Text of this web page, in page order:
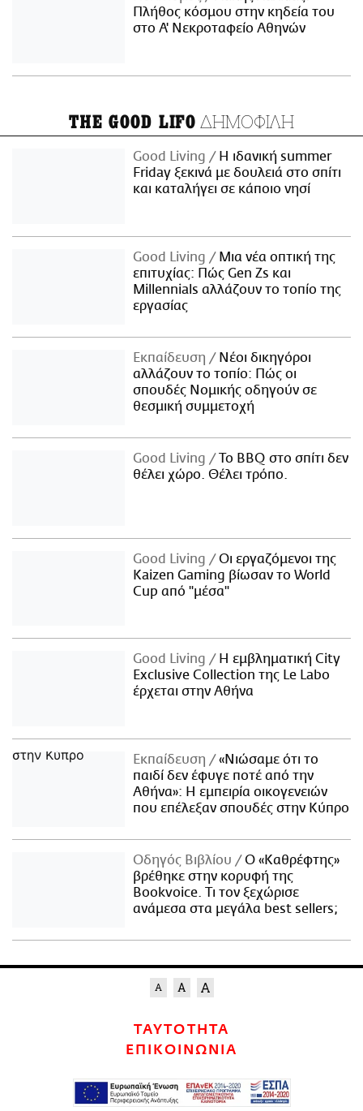
Πλήθος κόσμου στην κηδεία του
στο Α' Νεκροταφείο Αθηνών
THE GOOD LIFO ΔΗΜΟΦΙΛΗ
Good Living
Η ιδανική summer
Friday ξεκινά με δουλειά στο σπίτι
και καταλήγει σε κάποιο νησί
Good Living
Μια νέα οπτική της
επιτυχίας: Πώς Gen Zs και
Millennials αλλάζουν το τοπίο της
εργασίας
Εκπαίδευση
Νέοι δικηγόροι
αλλάζουν το τοπίο: Πώς οι
σπουδές Νομικής οδηγούν σε
θεσμική συμμετοχή
Good Living
Το BBQ στο σπίτι δεν
θέλει χώρο. Θέλει τρόπο.
Good Living
Οι εργαζόμενοι της
Kaizen Gaming βίωσαν το World
Cup από "μέσα"
Good Living
Η εμβληματική City
Exclusive Collection της Le Labo
έρχεται στην Αθήνα
Εκπαίδευση
«Νιώσαμε ότι το
παιδί δεν έφυγε ποτέ από την
Αθήνα»: Η εμπειρία οικογενειών
που επέλεξαν σπουδές στην Κύπρο
Οδηγός Βιβλίου
Ο «Καθρέφτης»
βρέθηκε στην κορυφή της
Bookvoice. Τι τον ξεχώρισε
ανάμεσα στα μεγάλα best sellers;
ΤΑΥΤΟΤΗΤΑ
ΕΠΙΚΟΙΝΩΝΙΑ